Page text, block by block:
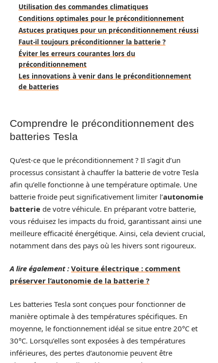
Utilisation des commandes climatiques
Conditions optimales pour le préconditionnement
Astuces pratiques pour un préconditionnement réussi
Faut-il toujours préconditionner la batterie ?
Éviter les erreurs courantes lors du
préconditionnement
Les innovations à venir dans le préconditionnement
de batteries
Comprendre le préconditionnement des
batteries Tesla
Qu’est-ce que le préconditionnement ? Il s’agit d’un
processus consistant à chauffer la batterie de votre Tesla
afin qu’elle fonctionne à une température optimale. Une
batterie froide peut significativement limiter l’autonomie
batterie de votre véhicule. En préparant votre batterie,
vous réduisez les impacts du froid, garantissant ainsi une
meilleure efficacité énergétique. Ainsi, cela devient crucial,
notamment dans des pays où les hivers sont rigoureux.
A lire également : Voiture électrique : comment
préserver l’autonomie de la batterie ?
Les batteries Tesla sont conçues pour fonctionner de
manière optimale à des températures spécifiques. En
moyenne, le fonctionnement idéal se situe entre 20°C et
30°C. Lorsqu’elles sont exposées à des températures
inférieures, des pertes d’autonomie peuvent être